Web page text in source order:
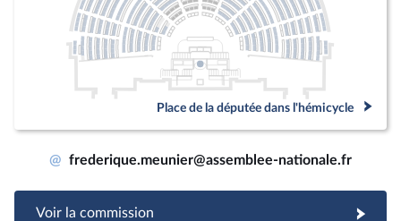
Place de la députée dans l'hémicycle
@ frederique.meunier@assemblee-nationale.fr
Voir la commission